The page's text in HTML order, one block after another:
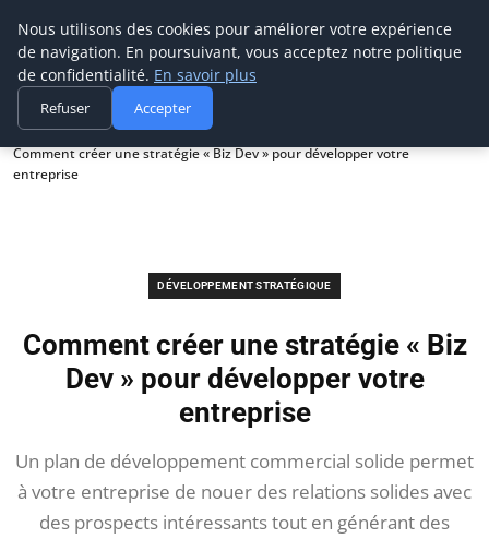
Prospection Pro
Accueil
Développement stratégique
Comment créer une stratégie « Biz Dev » pour développer votre
entreprise
DÉVELOPPEMENT STRATÉGIQUE
Comment créer une stratégie « Biz
Dev » pour développer votre
entreprise
Un plan de développement commercial solide permet
à votre entreprise de nouer des relations solides avec
des prospects intéressants tout en générant des
Nous utilisons des cookies pour améliorer votre expérience
de navigation. En poursuivant, vous acceptez notre politique
de confidentialité. En savoir plus
Refuser Accepter